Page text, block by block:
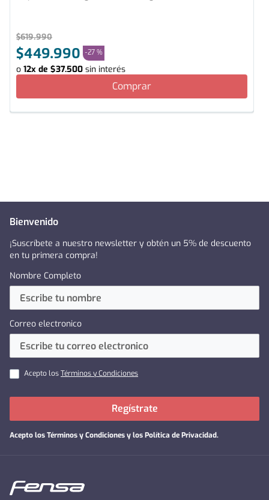
$619.990
$449.990 -27 %
o 12x de $37.500 sin interés
Comprar
Bienvenido
¡Suscríbete a nuestro newsletter y obtén un 5% de descuento
en tu primera compra!
Nombre Completo
Correo electronico
Acepto losTérminos y Condiciones
Acepto losTérminos y Condiciones y los Política de Privacidad.
Regístrate